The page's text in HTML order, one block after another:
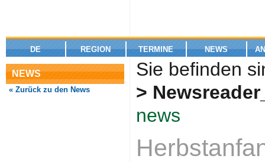
DE REGION TERMINE NEWS
NEWS
« Zurück zu den News
Sie befinden
>
news